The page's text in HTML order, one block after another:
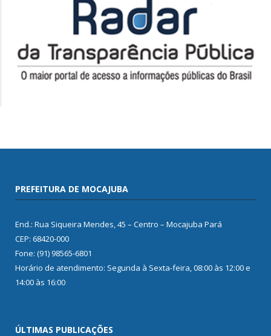
PREFEITURA DE MOCAJUBA
End.: Rua Siqueira Mendes, 45 – Centro – Mocajuba Pará
CEP: 68420-000
Fone: (91) 98565-6801
Horário de atendimento: Segunda à Sexta-feira, 08:00 às 12:00 e
14:00 às 16:00
ÚLTIMAS PUBLICAÇÕES